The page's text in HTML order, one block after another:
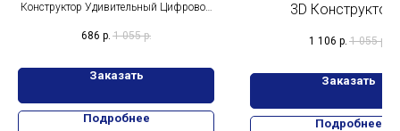
Конструктор Удивительный Цифровой
686 р. 1 055 р.
Заказать
Подробнее
3D Конструктор
Зайка Стелла
1 106 р. 1 055 р.
Заказать
Подробнее